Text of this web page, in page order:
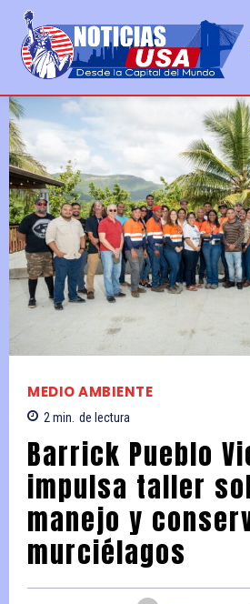
MEDIO AMBIENTE
2min. de lectura
Barrick Pueblo
impulsa taller
manejo y
murciélagos